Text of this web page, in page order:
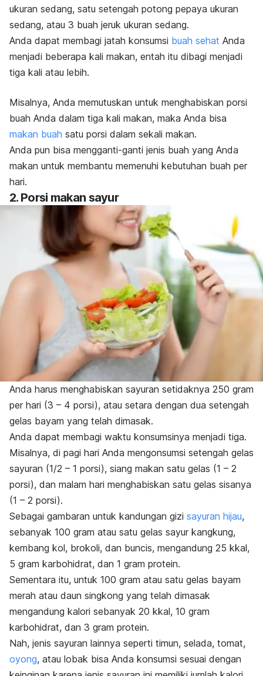
ukuran sedang, satu setengah potong pepaya ukuran
sedang, atau 3 buah jeruk ukuran sedang.
Anda dapat membagi jatah konsumsi buah sehat Anda
menjadi beberapa kali makan, entah itu dibagi menjadi
tiga kali atau lebih.
Misalnya, Anda memutuskan untuk menghabiskan porsi
buah Anda dalam tiga kali makan, maka Anda bisa
makan buah satu porsi dalam sekali makan.
Anda pun bisa mengganti-ganti jenis buah yang Anda
makan untuk membantu memenuhi kebutuhan buah per
hari.
2. Porsi makan sayur
Anda harus menghabiskan sayuran setidaknya 250 gram
per hari (3 – 4 porsi), atau setara dengan dua setengah
gelas bayam yang telah dimasak.
Anda dapat membagi waktu konsumsinya menjadi tiga.
Misalnya, di pagi hari Anda mengonsumsi setengah gelas
sayuran (1/2 – 1 porsi), siang makan satu gelas (1 – 2
porsi), dan malam hari menghabiskan satu gelas sisanya
(1 – 2 porsi).
Sebagai gambaran untuk kandungan gizi sayuran hijau,
sebanyak 100 gram atau satu gelas sayur kangkung,
kembang kol, brokoli, dan buncis, mengandung 25 kkal,
5 gram karbohidrat, dan 1 gram protein.
Sementara itu, untuk 100 gram atau satu gelas bayam
merah atau daun singkong yang telah dimasak
mengandung kalori sebanyak 20 kkal, 10 gram
karbohidrat, dan 3 gram protein.
Nah, jenis sayuran lainnya seperti timun, selada, tomat,
oyong, atau lobak bisa Anda konsumsi sesuai dengan